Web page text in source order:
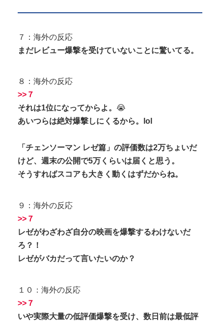
７：海外の反応
まだレビュー爆撃を受けていないことに驚いてる。
８：海外の反応
>>７
それは1位になってからよ。 😭
あいつらは絶対爆撃しにくるから。lol
「チェンソーマン レゼ篇」の評価数は2万ちょいだ
けど、週末の公開で5万くらいは届くと思う。
そうすればスコアも大きく動くはずだからね。
９：海外の反応
>>７
レゼがわざわざ自分の映画を爆撃するわけないだ
ろ？！
レゼがバカだって言いたいのか？
１０：海外の反応
>>７
いや実際大量の低評価爆撃を受け、数日前は最低評